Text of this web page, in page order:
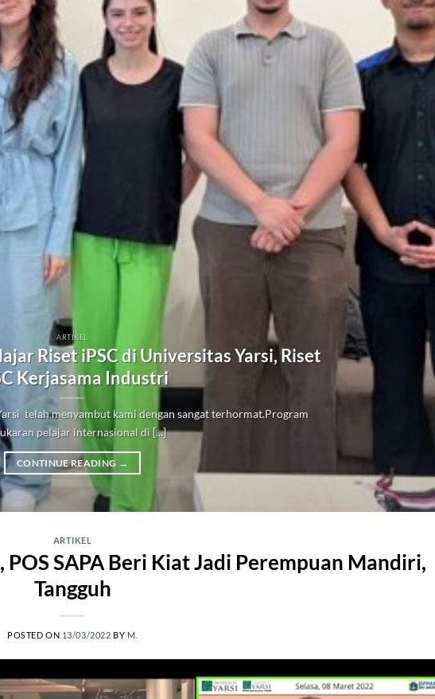
ARTIKEL
Riset iPSC di Universitas Yarsi, Riset
Kerjasama Industri
telah menyambut kami dengan sangat terhormat.Program
pelajar internasional di [...]
CONTINUE READING →
ARTIKEL
SAPA Beri Kiat Jadi Perempuan Mandiri,
Tangguh
POSTED ON 13/03/2022 BY M.